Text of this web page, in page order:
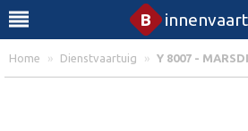
B
Home » Dienstvaartuig » Y 8007 -